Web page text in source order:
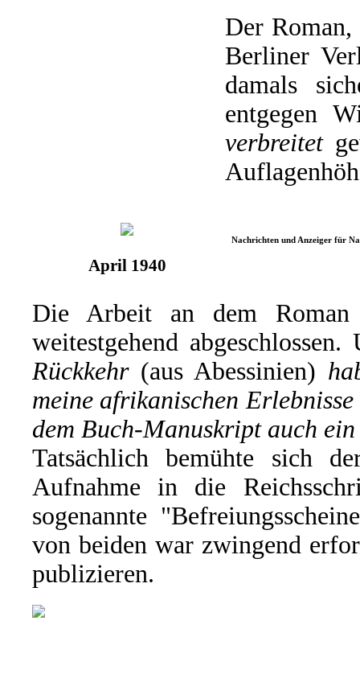
April 1940
Der
Berliner
damals
entgegen
verbreitet
Nachrichten und Anzeiger für
Die Arbeit an dem
weitestgehend
Rückkehr (aus Abessinien)
meine afrikanischen
dem Buch-Manuskript auch
Tatsächlich bemühte sich
Aufnahme in die
sogenannte
von beiden war zwingend
publizieren.